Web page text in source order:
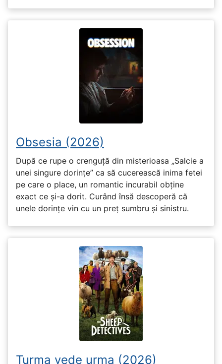
Obsesia (2026)
După ce rupe o crenguță din misterioasa „Salcie a
unei singure dorințe” ca să cucerească inima fetei
pe care o place, un romantic incurabil obține
exact ce și-a dorit. Curând însă descoperă că
unele dorințe vin cu un preț sumbru și sinistru.
Turma vede urma (2026)